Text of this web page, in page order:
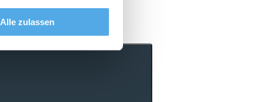
Alle zulassen